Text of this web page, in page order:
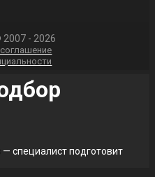
- 2026
специалист подготовит